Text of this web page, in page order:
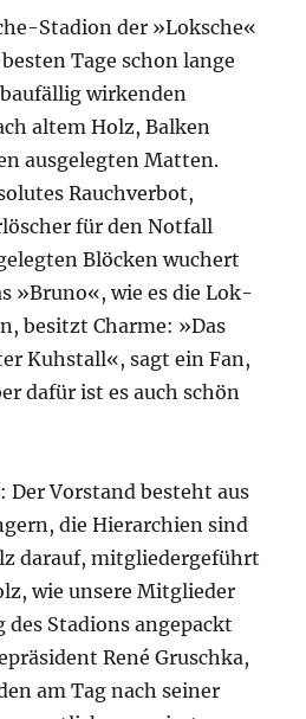
Stadion der »Loksche«
Tage schon lange
wirkenden
altem Holz, Balken
ausgelegten Matten.
Rauchverbot,
für den Notfall
Blöcken wuchert
»Bruno«, wie esdie Lok-
besitzt Charme: »Das
Kuhstall«, sagt ein Fan,
dafür ist es auch schön
Der Vorstand besteht aus
die Hierarchien sind
darauf, mitgliedergeführt
wie unsere Mitglieder
des Stadions angepackt
René Gruschka,
am Tag nach seiner